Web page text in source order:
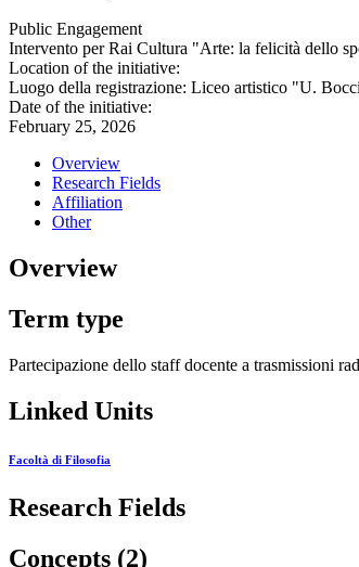
Public Engagement
Intervento per Rai Cultura "Arte: la felicità dello
Location of the initiative:
Luogo della registrazione: Liceo artistico "U.
Date of the initiative:
February 25, 2026
Overview
Research Fields
Affiliation
Other
Overview
Term type
Partecipazione dello staff docente a trasmissioni
Linked Units
Facoltà di Filosofia
Research Fields
Concepts (2)